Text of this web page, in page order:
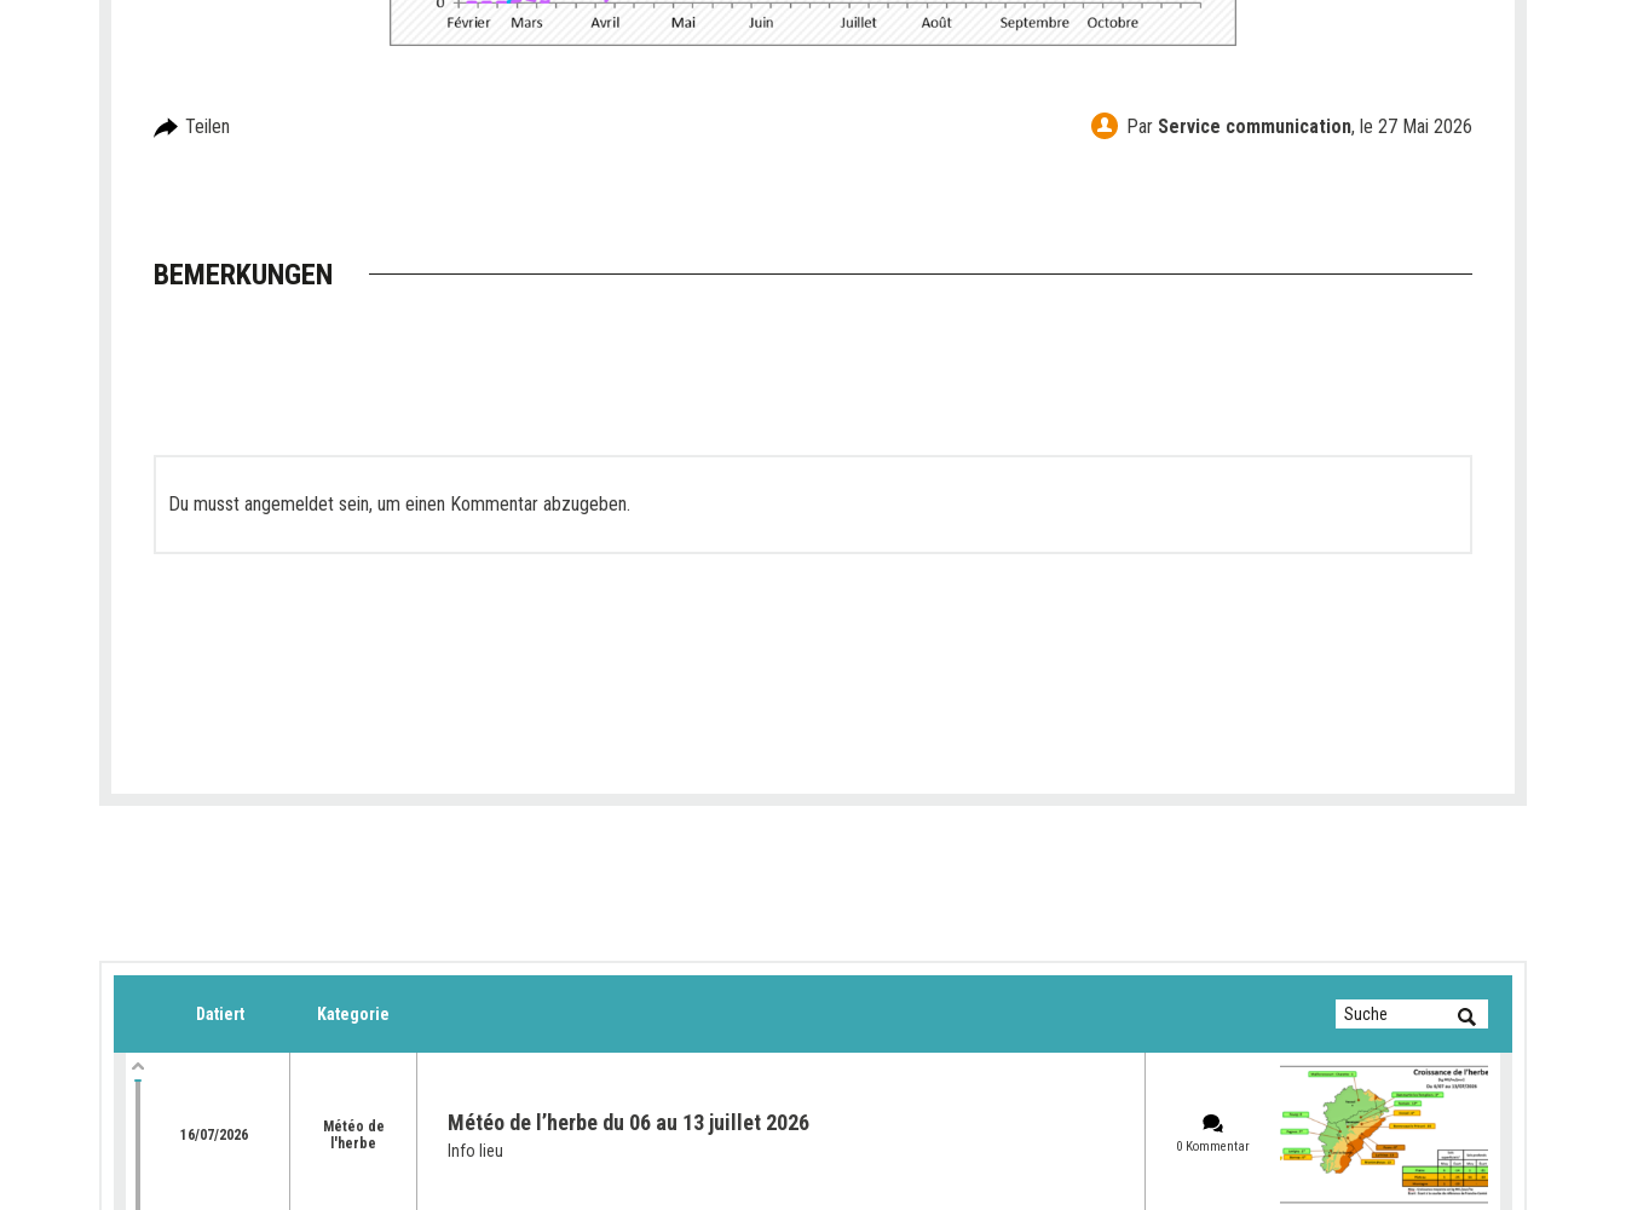
Teilen Par Service communication, le 27 Mai 2026
BEMERKUNGEN
Du musst angemeldet sein, um einen Kommentar abzugeben.
Datiert Kategorie
16/07/2026
Météo de
l'herbe
Météo de l’herbe du 06 au 13 juillet 2026
Info lieu 0 Kommentar